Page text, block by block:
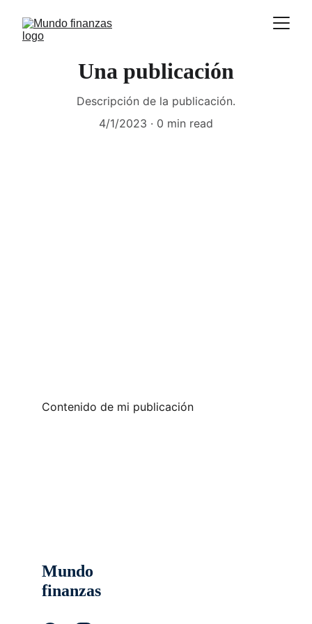
Una publicación
Descripción de la publicación.
4/1/2023
0 min read
Contenido de mi publicación
Mundo
finanzas